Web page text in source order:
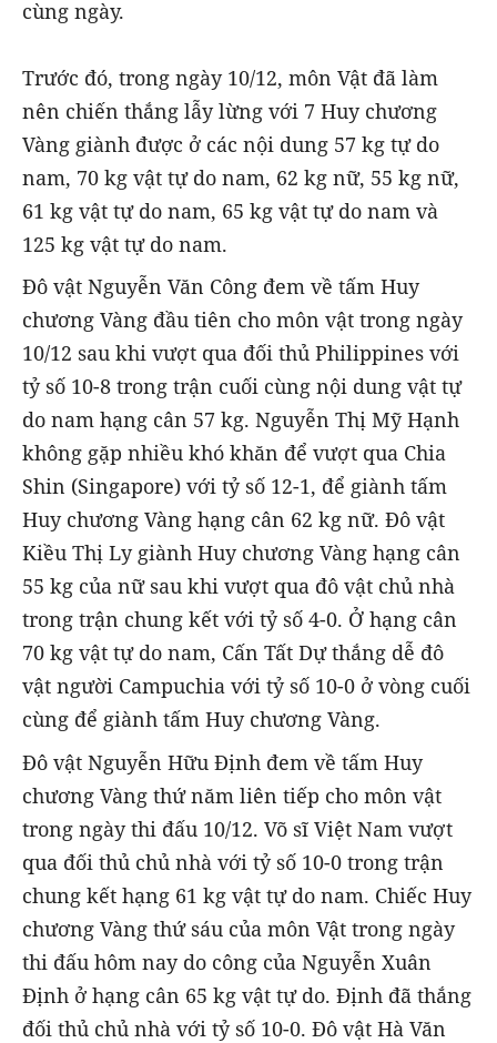
cùng ngày.
Trước đó, trong ngày 10/12, môn Vật đã làm
nên chiến thắng lẫy lừng với 7 Huy chương
Vàng giành được ở các nội dung 57 kg tự do
nam, 70 kg vật tự do nam, 62 kg nữ, 55 kg nữ,
61 kg vật tự do nam, 65 kg vật tự do nam và
125 kg vật tự do nam.
Đô vật Nguyễn Văn Công đem về tấm Huy
chương Vàng đầu tiên cho môn vật trong ngày
10/12 sau khi vượt qua đối thủ Philippines với
tỷ số 10-8 trong trận cuối cùng nội dung vật tự
do nam hạng cân 57 kg. Nguyễn Thị Mỹ Hạnh
không gặp nhiều khó khăn để vượt qua Chia
Shin (Singapore) với tỷ số 12-1, để giành tấm
Huy chương Vàng hạng cân 62 kg nữ. Đô vật
Kiều Thị Ly giành Huy chương Vàng hạng cân
55 kg của nữ sau khi vượt qua đô vật chủ nhà
trong trận chung kết với tỷ số 4-0. Ở hạng cân
70 kg vật tự do nam, Cấn Tất Dự thắng dễ đô
vật người Campuchia với tỷ số 10-0 ở vòng cuối
cùng để giành tấm Huy chương Vàng.
Đô vật Nguyễn Hữu Định đem về tấm Huy
chương Vàng thứ năm liên tiếp cho môn vật
trong ngày thi đấu 10/12. Võ sĩ Việt Nam vượt
qua đối thủ chủ nhà với tỷ số 10-0 trong trận
chung kết hạng 61 kg vật tự do nam. Chiếc Huy
chương Vàng thứ sáu của môn Vật trong ngày
thi đấu hôm nay do công của Nguyễn Xuân
Định ở hạng cân 65 kg vật tự do. Định đã thắng
đối thủ chủ nhà với tỷ số 10-0. Đô vật Hà Văn